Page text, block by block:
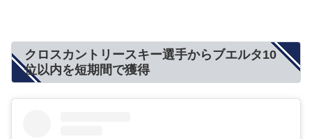
クロスカントリースキー選手からブエルタ10
位以内を短期間で獲得